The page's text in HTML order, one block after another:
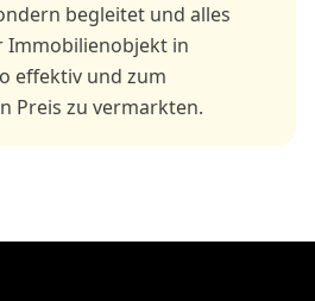
begleitet und alles
Immobilienobjekt in
effektiv und zum
Preis zu vermarkten.